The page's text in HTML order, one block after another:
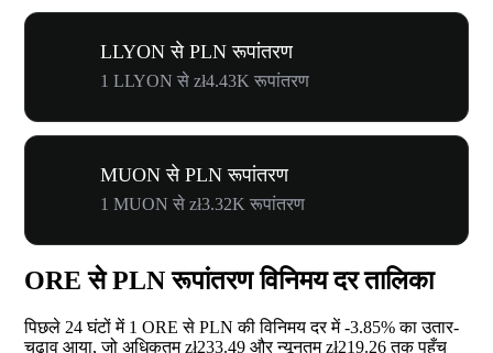
LLYON से PLN रूपांतरण
1 LLYON से zł4.43K रूपांतरण
MUON से PLN रूपांतरण
1 MUON से zł3.32K रूपांतरण
ORE से PLN रूपांतरण विनिमय दर तालिका
पिछले 24 घंटों में 1 ORE से PLN की विनिमय दर में-3.85%का उतार-
चढ़ाव आया, जो अधिकतम zł233.49 और न्यूनतम zł219.26 तक पहुँच